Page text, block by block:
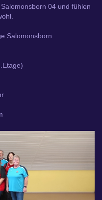
04 und fühlen
Salomonsborn